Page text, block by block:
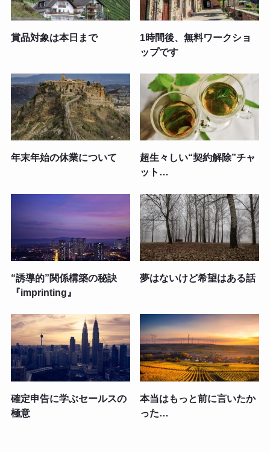
賞品対象は本日まで
1時間後、無料ワークショ
ップです
年末年始の休業について
超生々しい“契約解除”チャ
ット…
“誘導的”関係構築の秘訣
『imprinting』
夢はないけど希望はある話
確定申告に学ぶセールスの
極意
本当はもっと前に言いたか
った…